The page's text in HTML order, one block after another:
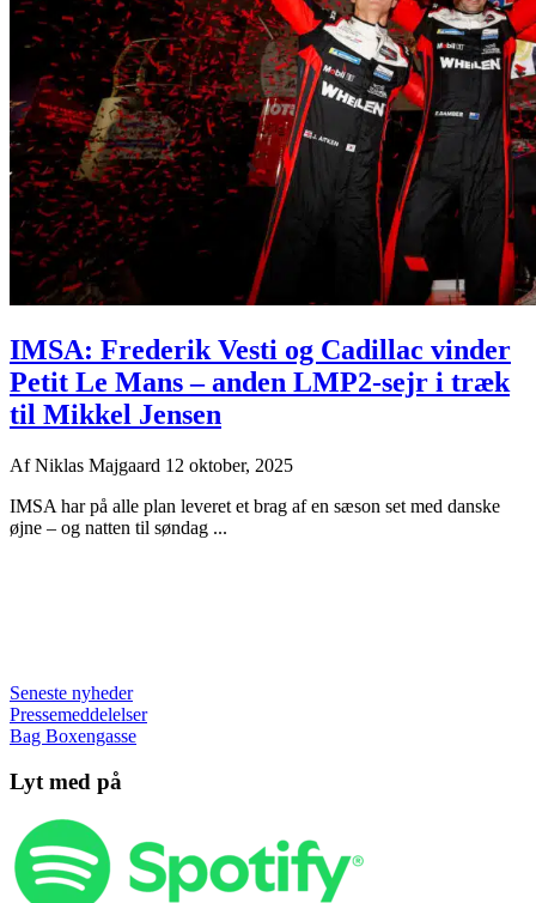
IMSA: Frederik Vesti og Cadillac vinder
Petit Le Mans – anden LMP2-sejr i træk
til Mikkel Jensen
AfNiklas Majgaard 12 oktober, 2025
IMSA har på alle plan leveret et brag af en sæson set med danske
øjne – og natten til søndag ...
Seneste nyheder
Pressemeddelelser
Bag Boxengasse
Lyt med på